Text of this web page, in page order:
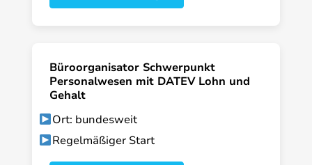
Büroorganisator Schwerpunkt
Personalwesen mit DATEV Lohn und
Gehalt
Ort: bundesweit
Regelmäßiger Start